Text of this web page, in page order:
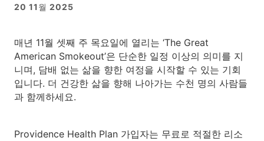
20 11월 2025
매년 11월 셋째 주 목요일에 열리는 ‘The Great
American Smokeout’은 단순한 일정 이상의 의미를 지
니며, 담배 없는 삶을 향한 여정을 시작할 수 있는 기회
입니다. 더 건강한 삶을 향해 나아가는 수천 명의 사람들
과 함께하세요.
Providence Health Plan 가입자는 무료로 적절한 리소